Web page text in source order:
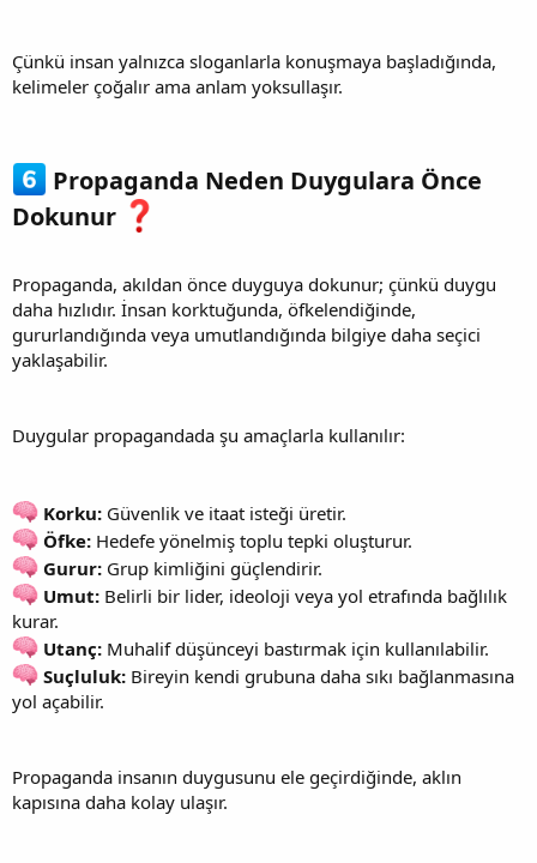
Çünkü insan yalnızca sloganlarla konuşmaya başladığında,
kelimeler çoğalır ama anlam yoksullaşır.
Propaganda Neden Duygulara Önce
Dokunur
Propaganda, akıldan önce duyguya dokunur; çünkü duygu
daha hızlıdır. İnsan korktuğunda, öfkelendiğinde,
gururlandığında veya umutlandığında bilgiye daha seçici
yaklaşabilir.
Duygular propagandada şu amaçlarla kullanılır:
Korku: Güvenlik ve itaat isteği üretir.
Öfke: Hedefe yönelmiş toplu tepki oluşturur.
Gurur: Grup kimliğini güçlendirir.
Umut: Belirli bir lider, ideoloji veya yol etrafında bağlılık
kurar.
Utanç: Muhalif düşünceyi bastırmak için kullanılabilir.
Suçluluk: Bireyin kendi grubuna daha sıkı bağlanmasına
yol açabilir.
Propaganda insanın duygusunu ele geçirdiğinde, aklın
kapısına daha kolay ulaşır.